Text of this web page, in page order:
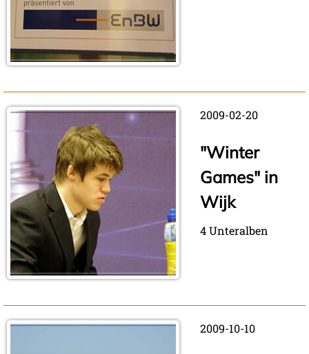
2009-02-20
"Winter
Games" in
Wijk
4 Unteralben
2009-10-10